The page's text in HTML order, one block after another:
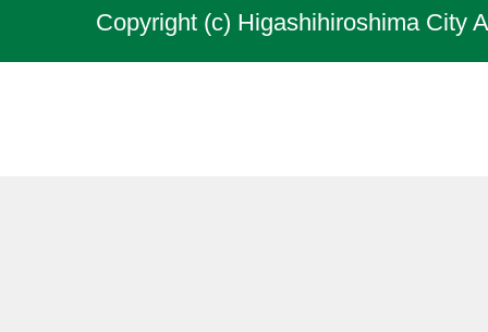
Copyright (c) Higashihiroshima City